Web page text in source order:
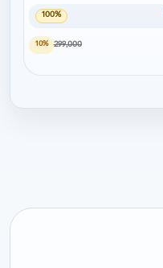
100%
299,000
10%